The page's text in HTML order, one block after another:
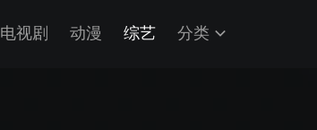
电视剧 动漫 综艺 分类